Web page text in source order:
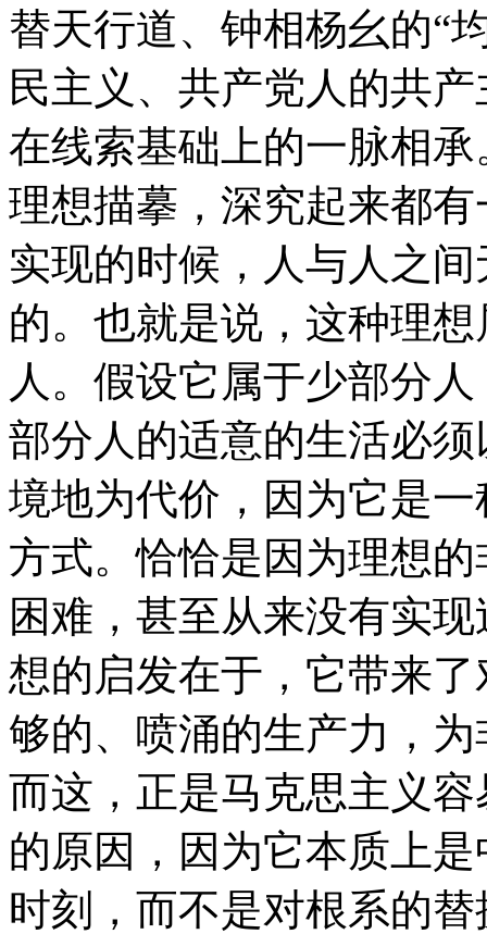
替天行道、钟相杨幺的“
民主义、共产党人的共
在线索基础上的一脉相
理想描摹，深究起来都
实现的时候，人与人之
的。也就是说，这种理
人。假设它属于少部分
部分人的适意的生活必
境地为代价，因为它是
方式。恰恰是因为理想
困难，甚至从来没有实
想的启发在于，它带来
够的、喷涌的生产力，
而这，正是马克思主义
的原因，因为它本质上
时刻，而不是对根系的